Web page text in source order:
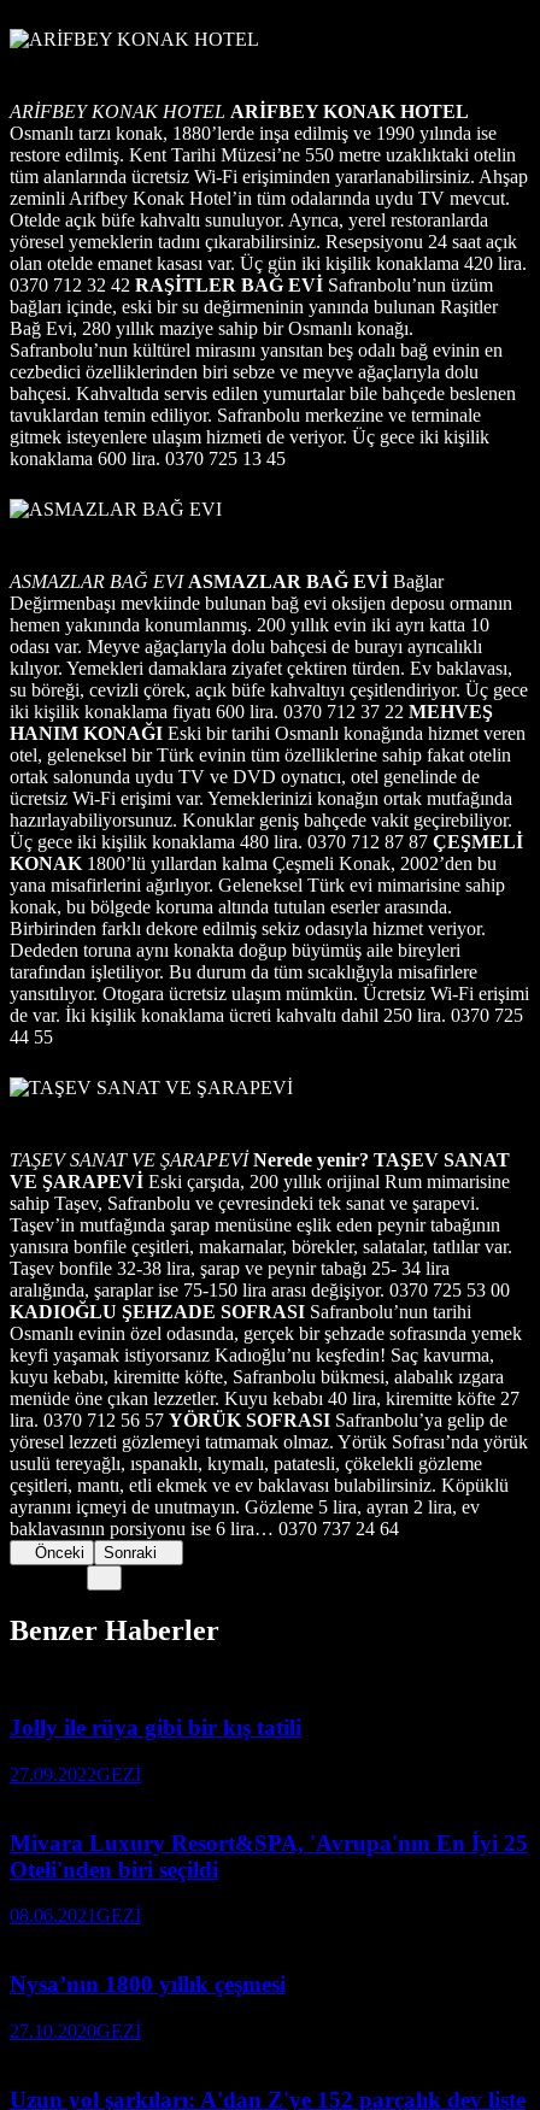
ARİFBEY KONAK HOTEL ARİFBEY KONAK HOTEL
Osmanlı tarzı konak, 1880’lerde inşa edilmiş ve 1990 yılında ise
restore edilmiş. Kent Tarihi Müzesi’ne 550 metre uzaklıktaki otelin
tüm alanlarında ücretsiz Wi-Fi erişiminden yararlanabilirsiniz. Ahşap
zeminli Arifbey Konak Hotel’in tüm odalarında uydu TV mevcut.
Otelde açık büfe kahvaltı sunuluyor. Ayrıca, yerel restoranlarda
yöresel yemeklerin tadını çıkarabilirsiniz. Resepsiyonu 24 saat açık
olan otelde emanet kasası var. Üç gün iki kişilik konaklama 420 lira.
0370 712 32 42 RAŞİTLER BAĞ EVİ Safranbolu’nun üzüm
bağları içinde, eski bir su değirmeninin yanında bulunan Raşitler
Bağ Evi, 280 yıllık maziye sahip bir Osmanlı konağı.
Safranbolu’nun kültürel mirasını yansıtan beş odalı bağ evinin en
cezbedici özelliklerinden biri sebze ve meyve ağaçlarıyla dolu
bahçesi. Kahvaltıda servis edilen yumurtalar bile bahçede beslenen
tavuklardan temin ediliyor. Safranbolu merkezine ve terminale
gitmek isteyenlere ulaşım hizmeti de veriyor. Üç gece iki kişilik
konaklama 600 lira. 0370 725 13 45
ASMAZLAR BAĞ EVI ASMAZLAR BAĞ EVİ Bağlar
Değirmenbaşı mevkiinde bulunan bağ evi oksijen deposu ormanın
hemen yakınında konumlanmış. 200 yıllık evin iki ayrı katta 10
odası var. Meyve ağaçlarıyla dolu bahçesi de burayı ayrıcalıklı
kılıyor. Yemekleri damaklara ziyafet çektiren türden. Ev baklavası,
su böreği, cevizli çörek, açık büfe kahvaltıyı çeşitlendiriyor. Üç gece
iki kişilik konaklama fiyatı 600 lira. 0370 712 37 22 MEHVEŞ
HANIM KONAĞI Eski bir tarihi Osmanlı konağında hizmet veren
otel, geleneksel bir Türk evinin tüm özelliklerine sahip fakat otelin
ortak salonunda uydu TV ve DVD oynatıcı, otel genelinde de
ücretsiz Wi-Fi erişimi var. Yemeklerinizi konağın ortak mutfağında
hazırlayabiliyorsunuz. Konuklar geniş bahçede vakit geçirebiliyor.
Üç gece iki kişilik konaklama 480 lira. 0370 712 87 87 ÇEŞMELİ
KONAK 1800’lü yıllardan kalma Çeşmeli Konak, 2002’den bu
yana misafirlerini ağırlıyor. Geleneksel Türk evi mimarisine sahip
konak, bu bölgede koruma altında tutulan eserler arasında.
Birbirinden farklı dekore edilmiş sekiz odasıyla hizmet veriyor.
Dededen toruna aynı konakta doğup büyümüş aile bireyleri
tarafından işletiliyor. Bu durum da tüm sıcaklığıyla misafirlere
yansıtılıyor. Otogara ücretsiz ulaşım mümkün. Ücretsiz Wi-Fi erişimi
de var. İki kişilik konaklama ücreti kahvaltı dahil 250 lira. 0370 725
44 55
TAŞEV SANAT VE ŞARAPEVİNerede yenir? TAŞEV SANAT
VE ŞARAPEVİ Eski çarşıda, 200 yıllık orijinal Rum mimarisine
sahip Taşev, Safranbolu ve çevresindeki tek sanat ve şarapevi.
Taşev’in mutfağında şarap menüsüne eşlik eden peynir tabağının
yanısıra bonfile çeşitleri, makarnalar, börekler, salatalar, tatlılar var.
Taşev bonfile 32-38 lira, şarap ve peynir tabağı 25- 34 lira
aralığında, şaraplar ise 75-150 lira arası değişiyor. 0370 725 53 00
KADIOĞLU ŞEHZADE SOFRASI Safranbolu’nun tarihi
Osmanlı evinin özel odasında, gerçek bir şehzade sofrasında yemek
keyfi yaşamak istiyorsanız Kadıoğlu’nu keşfedin! Saç kavurma,
kuyu kebabı, kiremitte köfte, Safranbolu bükmesi, alabalık ızgara
menüde öne çıkan lezzetler. Kuyu kebabı 40 lira, kiremitte köfte 27
lira. 0370 712 56 57 YÖRÜK SOFRASI Safranbolu’ya gelip de
yöresel lezzeti gözlemeyi tatmamak olmaz. Yörük Sofrası’nda yörük
usulü tereyağlı, ıspanaklı, kıymalı, patatesli, çökelekli gözleme
çeşitleri, mantı, etli ekmek ve ev baklavası bulabilirsiniz. Köpüklü
ayranını içmeyi de unutmayın. Gözleme 5 lira, ayran 2 lira, ev
baklavasının porsiyonu ise 6 lira… 0370 737 24 64
Önceki Sonraki
Benzer Haberler
Jolly ile rüya gibi bir kış tatili
27.09.2022GEZİ
Mivara Luxury Resort&SPA, 'Avrupa'nın En İyi 25
Oteli'nden biri seçildi
08.06.2021GEZİ
Nysa’nın 1800 yıllık çeşmesi
27.10.2020GEZİ
Uzun yol şarkıları: A'dan Z'ye 152 parçalık dev liste